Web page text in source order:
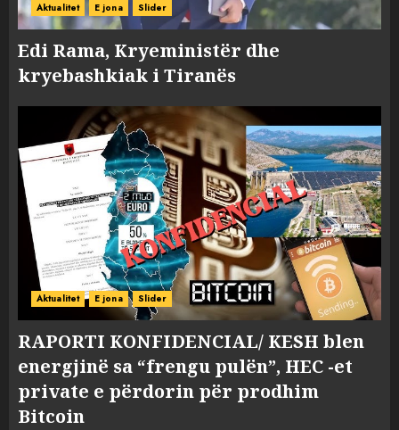
Aktualitet E jona Slider
Edi Rama, Kryeministër dhe
kryebashkiak i Tiranës
Aktualitet E jona Slider
RAPORTI KONFIDENCIAL/ KESH blen
energjinë sa “frengu pulën”, HEC -et
private e përdorin për prodhim
Bitcoin